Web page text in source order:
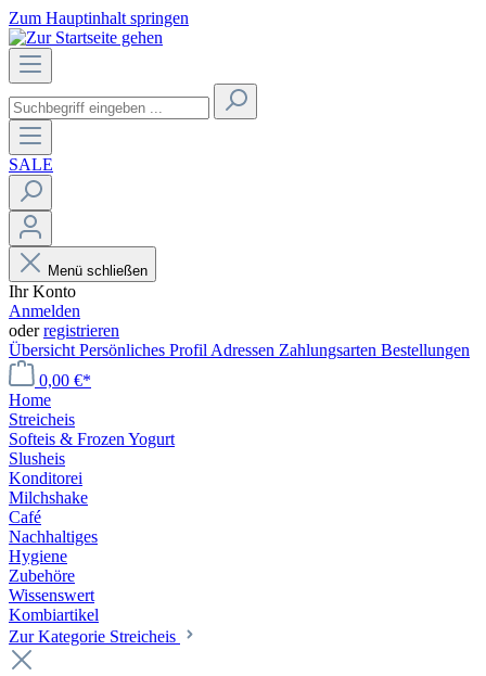
Zum Hauptinhalt springen
SALE
Menü schließen
Ihr Konto
Anmelden
oderregistrieren
Übersicht Persönliches Profil Adressen Zahlungsarten Bestellungen
0,00 €*
Home
Streicheis
Softeis & Frozen Yogurt
Slusheis
Konditorei
Milchshake
Café
Nachhaltiges
Hygiene
Zubehöre
Wissenswert
Kombiartikel
Zur Kategorie Streicheis